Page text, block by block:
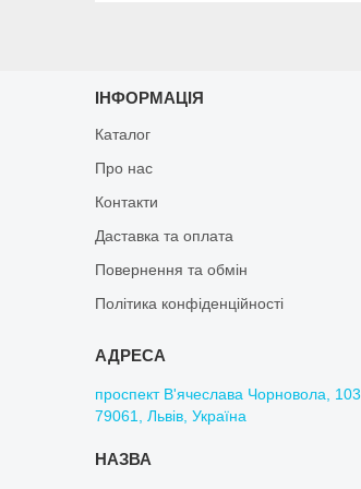
ІНФОРМАЦІЯ
Каталог
Про нас
Контакти
Даставка та оплата
Повернення та обмін
Політика конфіденційності
проспект В'ячеслава Чорновола, 103,
79061, Львів, Україна